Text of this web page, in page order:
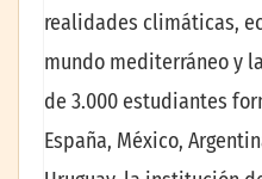
realidades climáticas,
mundo mediterráneo y
de 3.000 estudiantes
España, México,